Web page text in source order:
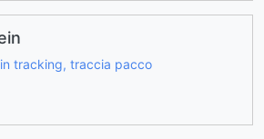
tracking, traccia pacco